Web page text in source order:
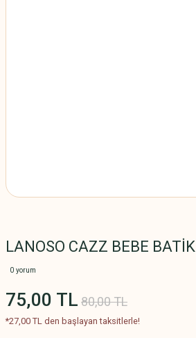
LANOSO CAZZ BEBE BATİK
0 yorum
75,00 TL 80,00 TL
*27,00 TL den başlayan taksitlerle!